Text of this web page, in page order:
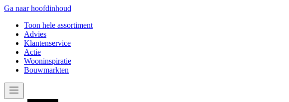
Ga naar hoofdinhoud
Toon hele assortiment
Advies
Klantenservice
Actie
Wooninspiratie
Bouwmarkten